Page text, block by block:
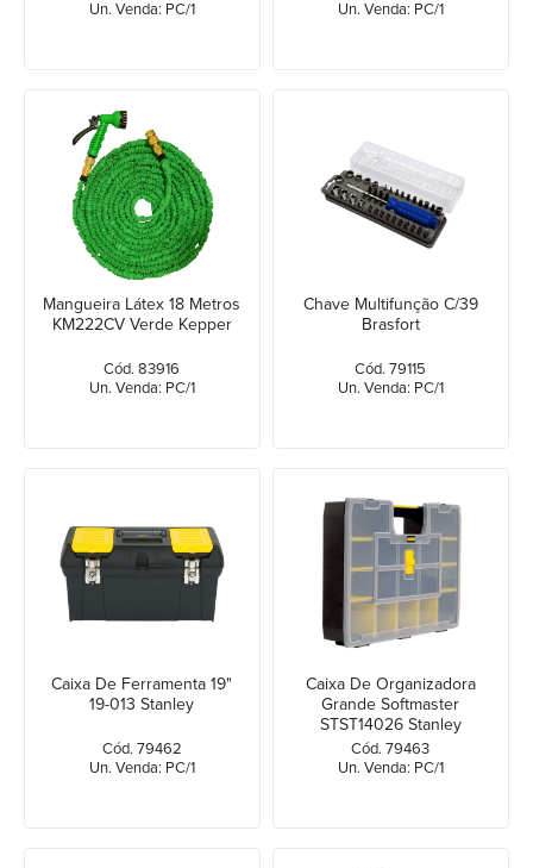
Un. Venda: PC/1 Un. Venda: PC/1
Mangueira Látex 18 Metros
KM222CV Verde Kepper
Cód. 83916
Un. Venda: PC/1
Chave Multifunção C/39
Brasfort
Cód. 79115
Un. Venda: PC/1
Caixa De Ferramenta 19"
19-013 Stanley
Cód. 79462
Un. Venda: PC/1
Caixa De Organizadora
Grande Softmaster
STST14026 Stanley
Cód. 79463
Un. Venda: PC/1